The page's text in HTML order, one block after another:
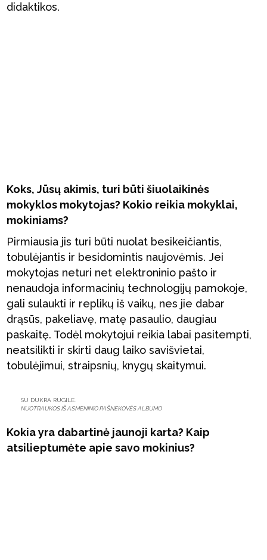
didaktikos.
Koks, Jūsų akimis, turi būti šiuolaikinės
mokyklos mokytojas? Kokio reikia mokyklai,
mokiniams?
Pirmiausia jis turi būti nuolat besikeičiantis,
tobulėjantis ir besidomintis naujovėmis. Jei
mokytojas neturi net elektroninio pašto ir
nenaudoja informacinių technologijų pamokoje,
gali sulaukti ir replikų iš vaikų, nes jie dabar
drąsūs, pakeliavę, matę pasaulio, daugiau
paskaitę. Todėl mokytojui reikia labai pasitempti,
neatsilikti ir skirti daug laiko savišvietai,
tobulėjimui, straipsnių, knygų skaitymui.
SU DUKRA RUGILE.
NUOTRAUKOS IŠ ASMENINIO PAŠNEKOVĖS ALBUMO
Kokia yra dabartinė jaunoji karta? Kaip
atsilieptumėte apie savo mokinius?